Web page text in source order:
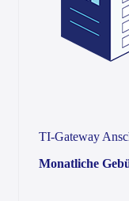
TI-Gateway
Monatliche